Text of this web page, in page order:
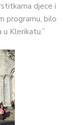
djece i
programu, bilo
Klerikatu.”